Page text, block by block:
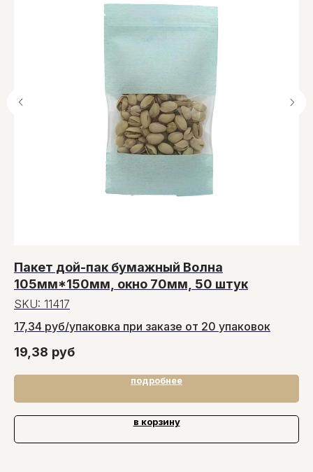
Пакет дой-пак бумажный Волна
105мм*150мм, окно 70мм, 50 штук
SKU: 11417
17,34 руб/упаковка при заказе от 20 упаковок
19,38 руб
подробнее
в корзину